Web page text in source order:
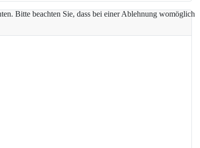
Bitte beachten Sie, dass bei einer Ablehnung womöglich